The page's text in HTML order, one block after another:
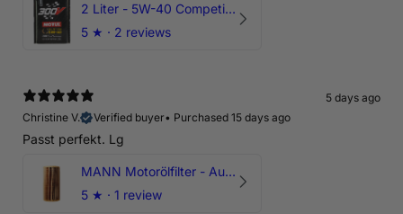
2 Liter - 5W-40 Competition 300V Motul Motoröl
5 ★ · 2 reviews
5 days ago
Christine V.
Verified buyer• Purchased 15 days ago
Passt perfekt. Lg
MANN Motorölfilter - Audi RS3 TTRS RSQ3 VZ5 - DAZ DNW
5 ★ · 1 review